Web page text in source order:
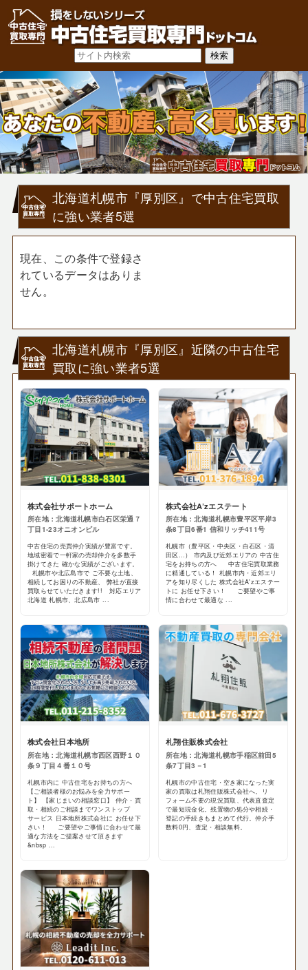
北海道札幌市『厚別区』で中古住宅買取
に強い業者5選
現在、この条件で登録さ
れているデータはありま
せん。
北海道札幌市『厚別区』近隣の中古住宅
買取に強い業者5選
株式会社サポートホーム
所在地：北海道札幌市白石区栄通７
丁目1-23オニオンビル
中古住宅の売買仲介実績が豊富です。
地域密着で一軒家の売却仲介を多数手
掛けてきた 確かな実績がございます。
札幌市や北広島市で ご不要な土地、
相続してお困りの不動産、 弊社が直接
買取らせていただきます!! 対応エリア
北海道 札幌市、北広島市 ...
株式会社A’zエステート
所在地：北海道札幌市豊平区平岸3
条8丁目6番1 信和リッチ411号
札幌市（豊平区・中央区・白石区・清
田区…） 市内及び近郊エリアの 中古住
宅をお持ちの方へ 中古住宅買取業務
に精通している！ 札幌市内・近郊エリ
アを知り尽くした 株式会社A'zエステー
トに お任せ下さい！ ご要望やご事
情に合わせて最適な ...
株式会社日本地所
所在地：北海道札幌市西区西野１０
条９丁目４番１０号
札幌市内に 中古住宅をお持ちの方へ
【ご相談者様のお悩みを全力サポー
ト】 【家じまいの相談窓口】 仲介・買
取・相続のご相談までワンストップ
サービス 日本地所株式会社に お任せ下
さい！ ご要望やご事情に合わせて最
適な方法をご提案させて頂きます
&nbsp ...
札翔住販株式会社
所在地：北海道札幌市手稲区前田5
条7丁目3－1
札幌市の中古住宅・空き家になった実
家の買取は札翔住販株式会社へ。リ
フォーム不要の現況買取、代表直査定
で最短現金化。残置物の処分や相続・
登記の手続きもまとめて代行。仲介手
数料0円、査定・相談無料。